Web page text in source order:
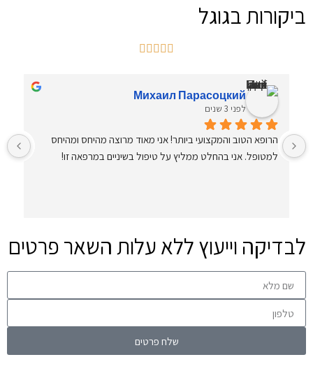
ביקורות בגוגל





Михаил Парасоцкий
לפני 3 שנים
למטופל. אני בהחלט ממליץ על טיפול בשיניים במרפאה זו!
לבדיקה וייעוץ ללא עלות השאר פרטים
שלח פרטים